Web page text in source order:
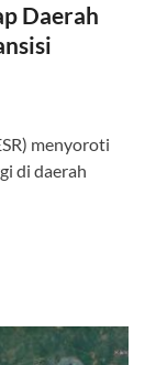
Daerah
menyoroti
di daerah